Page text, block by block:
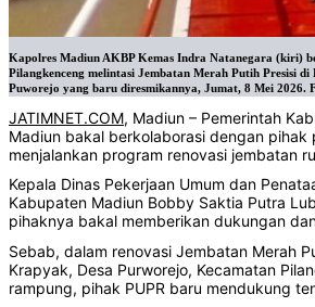
Kapolres Madiun AKBP Kemas Indra Natanegara (kiri)
Pilangkenceng melintasi Jembatan Merah Putih Presisi di
Puworejo yang baru diresmikannya, Jumat, 8 Mei 2026.
JATIMNET.COM, Madiun – Pemerintah
Madiun bakal berkolaborasi dengan pihak
menjalankan program renovasi jembatan
Kepala Dinas Pekerjaan Umum dan
Kabupaten Madiun Bobby Saktia Putra
pihaknya bakal memberikan dukungan
Sebab, dalam renovasi Jembatan Merah
Krapyak, Desa Purworejo, Kecamatan
rampung, pihak PUPR baru mendukung